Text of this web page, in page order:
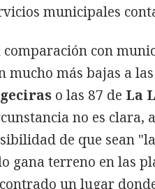
municipales
comparación con
mucho más bajas a
o las 87 de La
no es clara,
de que sean
gana terreno en las
un lugar